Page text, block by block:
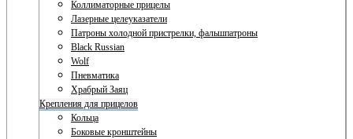
Коллиматорные прицелы
Лазерные целеуказатели
Патроны холодной пристрелки, фальшпатроны
Black Russian
Wolf
Пневматика
Храбрый Заяц
Крепления для прицелов
Кольца
Боковые кронштейны